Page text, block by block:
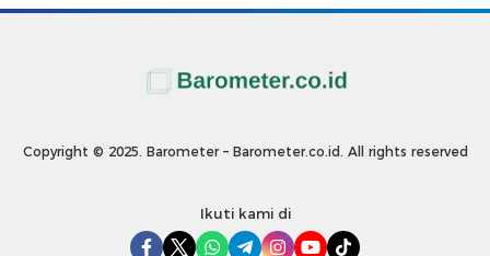
Copyright © 2025. Barometer – Barometer.co.id. All rights reserved
Ikuti kami di